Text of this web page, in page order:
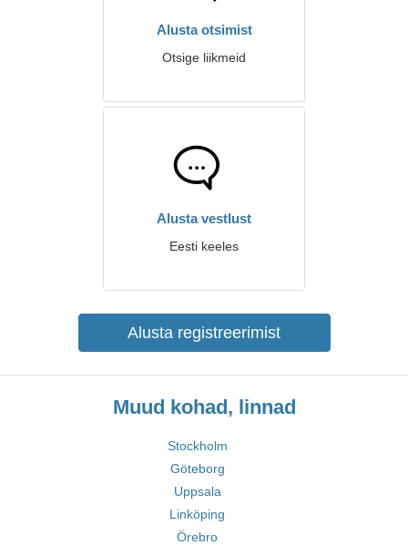
Alusta otsimist
Otsige liikmeid
Alusta vestlust
Eesti keeles
Alusta registreerimist
Muud kohad, linnad
Stockholm
Göteborg
Uppsala
Linköping
Örebro